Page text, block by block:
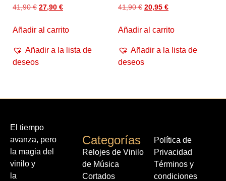
41,90€ 27,90 €
Añadir al carrito
Añadir a la lista de
deseos
41,90€ 20,95 €
Añadir al carrito
Añadir a la lista de
deseos
El tiempo
avanza, pero
la magia del
vinilo y
la
Categorías
Relojes de Vinilo
de Música
Cortados
Política de
Privacidad
Términos y
condiciones